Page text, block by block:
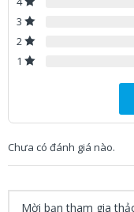
CD phần mềm:
3
2
1
Chưa có đánh giá nào.